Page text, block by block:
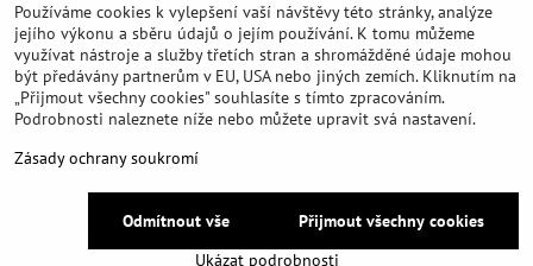
Kontaktujte nás
✉️ shop@bikepeak.sk
?
+421 46 549 23 32
Zásady ochrany soukromí
Používáme cookies k vylepšení vaší návštěvy této stránky, analýze
jejího výkonu a sběru údajů o jejím používání. K tomu můžeme
využívat nástroje a služby třetích stran a shromážděné údaje mohou
být předávány partnerům v EU, USA nebo jiných zemích. Kliknutím na
„Přijmout všechny cookies" souhlasíte s tímto zpracováním.
Podrobnosti naleznete níže nebo můžete upravit svá nastavení.
Zásady ochrany soukromí
Ukázat podrobnosti
Přijmout všechny cookies
Odmítnout vše